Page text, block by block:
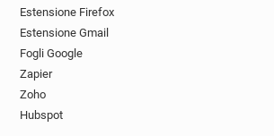
Estensione Firefox
Estensione Gmail
Fogli Google
Zapier
Zoho
Hubspot